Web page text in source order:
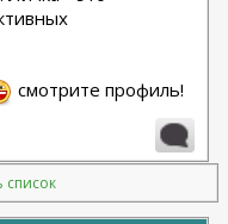
смотрите профиль!
список